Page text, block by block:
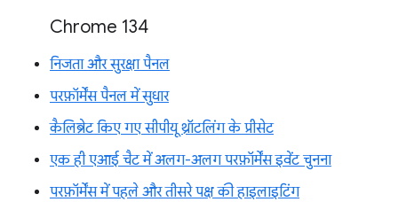
Chrome 134
निजता और सुरक्षा पैनल
परफ़ॉर्मेंस पैनल में सुधार
कैलिब्रेट किए गए सीपीयू थ्रॉटलिंग के प्रीसेट
एक ही एआई चैट में अलग-अलग परफ़ॉर्मेंस इवेंट चुनना
परफ़ॉर्मेंस में पहले और तीसरे पक्ष की हाइलाइटिंग